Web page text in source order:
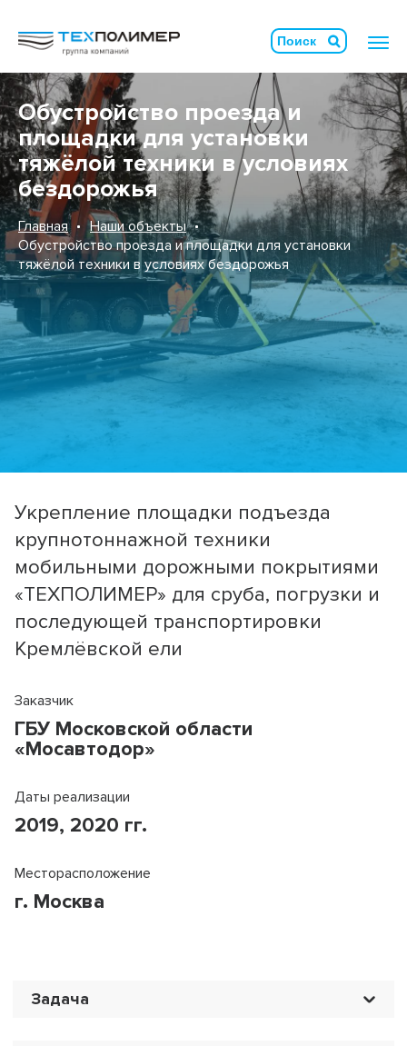
Обустройство проезда и
площадки для установки
тяжёлой техники в условиях
бездорожья
Главная
Наши объекты
Обустройство проезда и площадки для установки
тяжёлой техники в условиях бездорожья
Укрепление площадки подъезда
крупнотоннажной техники
мобильными дорожными покрытиями
«ТЕХПОЛИМЕР» для сруба, погрузки и
последующей транспортировки
Кремлёвской ели
Заказчик
ГБУ Московской области
«Мосавтодор»
Даты реализации
2019, 2020 гг.
Месторасположение
г. Москва
Задача